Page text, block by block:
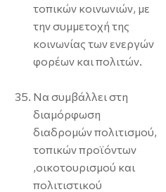
τοπικών κοινωνιών, με
την συμμετοχή της
κοινωνίας των ενεργών
φορέων και πολιτών.
Να συμβάλλει στη
διαμόρφωση
διαδρομών πολιτισμού,
τοπικών προϊόντων
,οικοτουρισμού και
πολιτιστικού